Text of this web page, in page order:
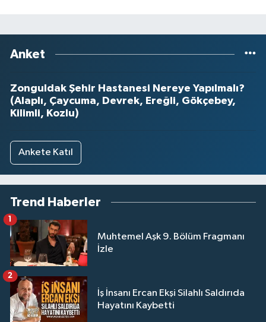
Anket
Zonguldak Şehir Hastanesi Nereye Yapılmalı?
(Alaplı, Çaycuma, Devrek, Ereğli, Gökçebey,
Kilimli, Kozlu)
Ankete Katıl
Trend Haberler
Muhtemel Aşk 9. Bölüm Fragmanı
İzle
1
İş İnsanı Ercan Ekşi Silahlı Saldırıda
Hayatını Kaybetti
2